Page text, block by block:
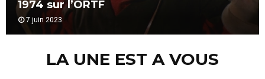
1974 sur l’ORTF
7 juin 2023
LA UNE EST A VOUS